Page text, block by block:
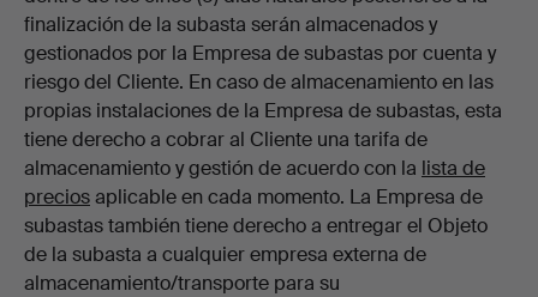
finalización de la subasta serán almacenados y
gestionados por la Empresa de subastas por cuenta y
riesgo del Cliente. En caso de almacenamiento en las
propias instalaciones de la Empresa de subastas, esta
tiene derecho a cobrar al Cliente una tarifa de
almacenamiento y gestión de acuerdo con la lista de
preciosaplicable en cada momento. La Empresa de
subastas también tiene derecho a entregar el Objeto
de la subasta a cualquier empresa externa de
almacenamiento/transporte para su